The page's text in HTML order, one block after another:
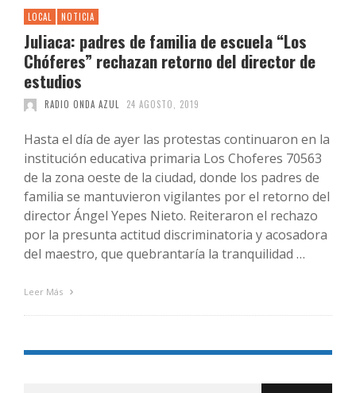
LOCAL NOTICIA
Juliaca: padres de familia de escuela “Los
Chóferes” rechazan retorno del director de
estudios
RADIO ONDA AZUL 24 AGOSTO, 2019
Hasta el día de ayer las protestas continuaron en la
institución educativa primaria Los Choferes 70563
de la zona oeste de la ciudad, donde los padres de
familia se mantuvieron vigilantes por el retorno del
director Ángel Yepes Nieto. Reiteraron el rechazo
por la presunta actitud discriminatoria y acosadora
del maestro, que quebrantaría la tranquilidad …
Leer Más